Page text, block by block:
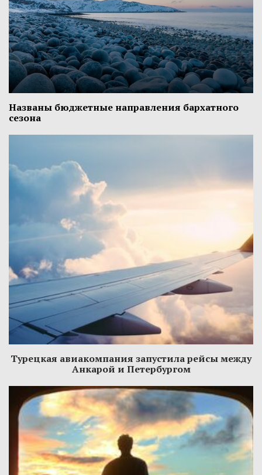
Названы бюджетные направления бархатного
сезона
Турецкая авиакомпания запустила рейсы между
Анкарой и Петербургом